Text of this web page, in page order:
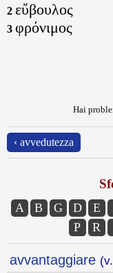
2 εὔβουλος
3 φρόνιμος
Hai
‹ avvedutezza
A B G D E
P
R
avvantaggiare